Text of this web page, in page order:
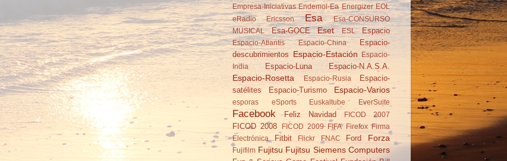
Empresa-Iniciativas Endemol-Ea Energizer EOL
eRadio
Ericsson Esa
Esa-CONSURSO
MUSICAL
Esa-GOCE Eset ESL Espacio
Espacio-Atlantis Espacio-China
Espacio-
descubrimientos Espacio-Estación
Espacio-
India
Espacio-Luna Espacio-N.A.S.A.
Espacio-Rosetta Espacio-Rusia
Espacio-
satélites
Espacio-Turismo Espacio-Varios
esporas eSports Euskaltube EverSuite
Facebook Feliz Navidad FICOD 2007
FICOD 2008 FICOD 2009 FIFA Firefox Firma
Electrónica
Fitbit Flickr FNAC Ford Forza
Fujifilm Fujitsu Fujitsu Siemens Computers